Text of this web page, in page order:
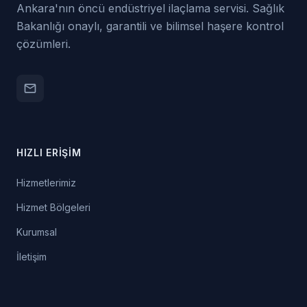
Ankara'nın öncü endüstriyel ilaçlama servisi. Sağlık
Bakanlığı onaylı, garantili ve bilimsel haşere kontrol
çözümleri.
email
HIZLI ERIŞIM
Hizmetlerimiz
Hizmet Bölgeleri
Kurumsal
İletişim